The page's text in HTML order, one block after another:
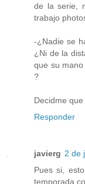
de la serie,
trabajo
-¿Nadie se
¿Ni de la
que su
?
Decidme
Responder
javierg 2 de
Pues si,
temporada